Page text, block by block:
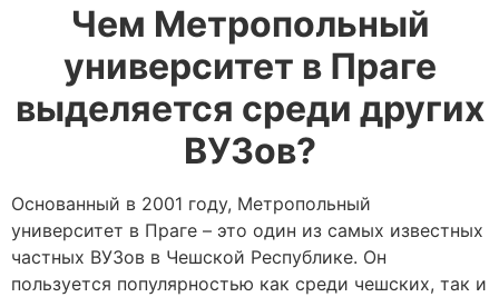
Чем Метропольный
университет в Праге
выделяется среди других
ВУЗов?
Основанный в 2001 году, Метропольный
университет в Праге – это один из самых известных
частных ВУЗов в Чешской Республике. Он
пользуется популярностью как среди чешских, так и